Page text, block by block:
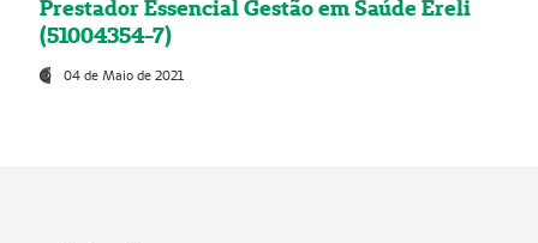
Prestador Essencial Gestão em Saúde Ereli
(51004354-7)
04 de Maio de 2021